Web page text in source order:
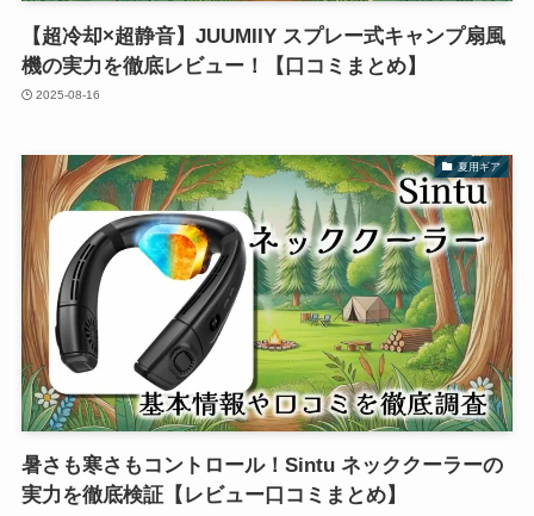
【超冷却×超静音】JUUMIIY スプレー式キャンプ扇風
機の実力を徹底レビュー！【口コミまとめ】
2025-08-16
夏用ギア
暑さも寒さもコントロール！Sintu ネッククーラーの
実力を徹底検証【レビュー口コミまとめ】